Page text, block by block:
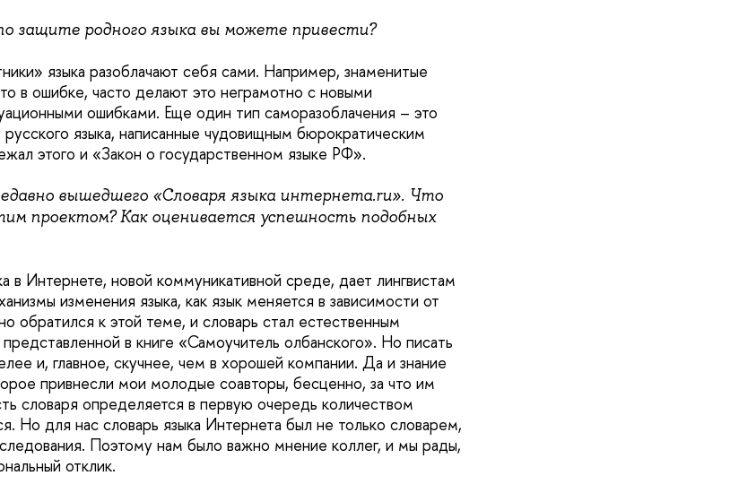
защите родного языка вы можете привести?
языка разоблачают себя сами. Например, знаменитые
в ошибке, часто делают это неграмотно с новыми
ошибками. Еще один тип саморазоблачения – это
языка, написанные чудовищным бюрократическим
этого и «Закон о государственном языке РФ».
вышедшего «Словаря языка интернета.ru». Что
проектом? Как оценивается успешность подобных
в Интернете, новой коммуникативной среде, дает лингвистам
изменения языка, как язык меняется в зависимости от
обратился к этой теме, и словарь стал естественным
в книге «Самоучитель олбанского». Но писать
и, главное, скучнее, чем в хорошей компании. Да и знание
привнесли мои молодые соавторы, бесценно, за что им
словаря определяется в первую очередь количеством
Но для нас словарь языка Интернета был не только словарем,
Поэтому нам было важно мнение коллег, и мы рады,
отклик.